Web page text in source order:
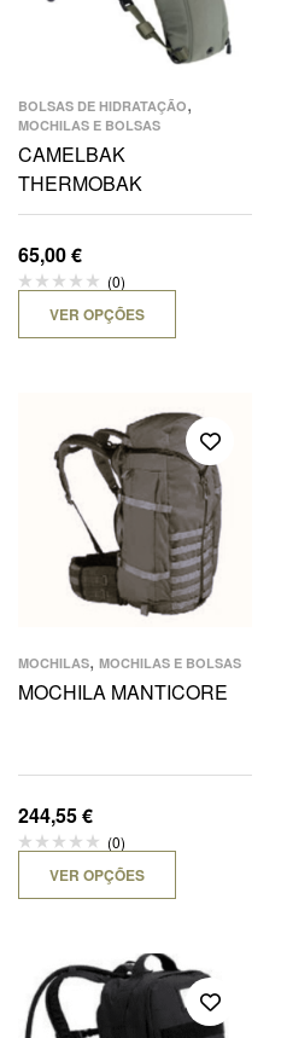
BOLSAS DE HIDRATAÇÃO,
MOCHILAS E BOLSAS
CAMELBAK
THERMOBAK
65,00€
(0)
VER OPÇÕES
MOCHILAS, MOCHILAS E BOLSAS
MOCHILA MANTICORE
244,55€
(0)
VER OPÇÕES